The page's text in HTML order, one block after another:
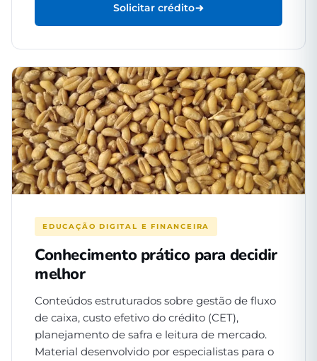
Solicitar crédito
EDUCAÇÃO DIGITAL E FINANCEIRA
Conhecimento prático para decidir
melhor
Conteúdos estruturados sobre gestão de fluxo
de caixa, custo efetivo do crédito (CET),
planejamento de safra e leitura de mercado.
Material desenvolvido por especialistas para o